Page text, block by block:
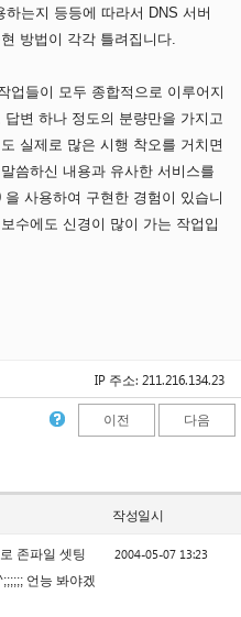
는지 등등에 따라서 DNS 서버
방법이 각각 틀려집니다.
업들이 모두 종합적으로 이루어지
변 하나 정도의 분량만을 가지고
실제로 많은 시행 착오를 거치면
씀하신 내용과 유사한 서비스를
사용하여 구현한 경험이 있습니
수에도 신경이 많이 가는 작업입
IP 주소: 211.216.134.23
이전 다음
작성일시
존파일 셋팅
언능 봐야겠
2004-05-07 13:23